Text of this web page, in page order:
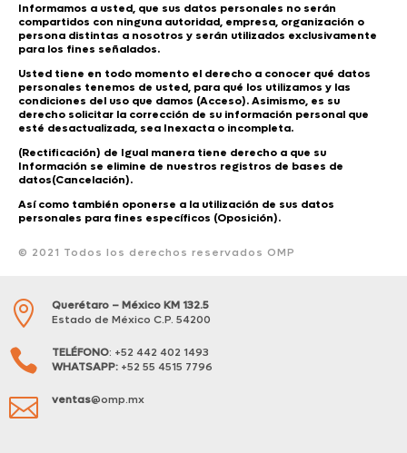
Informamos a usted, que sus datos personales no serán
compartidos con ninguna autoridad, empresa, organización o
persona distintas a nosotros y serán utilizados exclusivamente
para los fines señalados.
Usted tiene en todo momento el derecho a conocer qué datos
personales tenemos de usted, para qué los utilizamos y las
condiciones del uso que damos (Acceso). Asimismo, es su
derecho solicitar la corrección de su información personal que
esté desactualizada, sea Inexacta o incompleta.
(Rectificación) de Igual manera tiene derecho a que su
Información se elimine de nuestros registros de bases de
datos(Cancelación).
Así como también oponerse a la utilización de sus datos
personales para fines específicos (Oposición).
© 2021 Todos los derechos reservados OMP

Querétaro – México KM 132.5
Estado de México C.P. 54200
 TELÉFONO: +52 442 402 1493
WHATSAPP:+52 55 4515 7796
 ventas@omp.mx